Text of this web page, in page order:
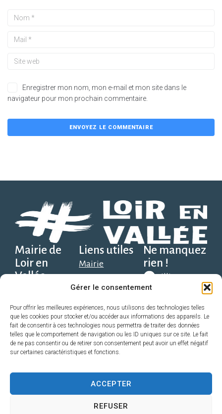
Gérer le consentement
Pour offrir les meilleures expériences, nous utilisons des technologies telles
que les cookies pour stocker et/ou accéder aux informations des appareils. Le
fait de consentir à ces technologies nous permettra de traiter des données
telles que le comportement de navigation ou les ID uniques sur ce site. Le fait
de ne pas consentir ou de retirer son consentement peut avoir un effet négatif
sur certaines caractéristiques et fonctions.
ACCEPTER
REFUSER
Enregistrer mon nom, mon e-mail et mon site dans le
navigateur pour mon prochain commentaire.
Mairie de
Loir en
Vallée
Alexandre, 1er
étage,
72340 Loir en
Vallée
02 52 22 72 98
Liens utiles
Mairie
Découvrir
Économie
Pratique
Sport, Loisir,
Ne manquez
rien !
Illiwap
Télécharger
sur Google
Play
sur l’App